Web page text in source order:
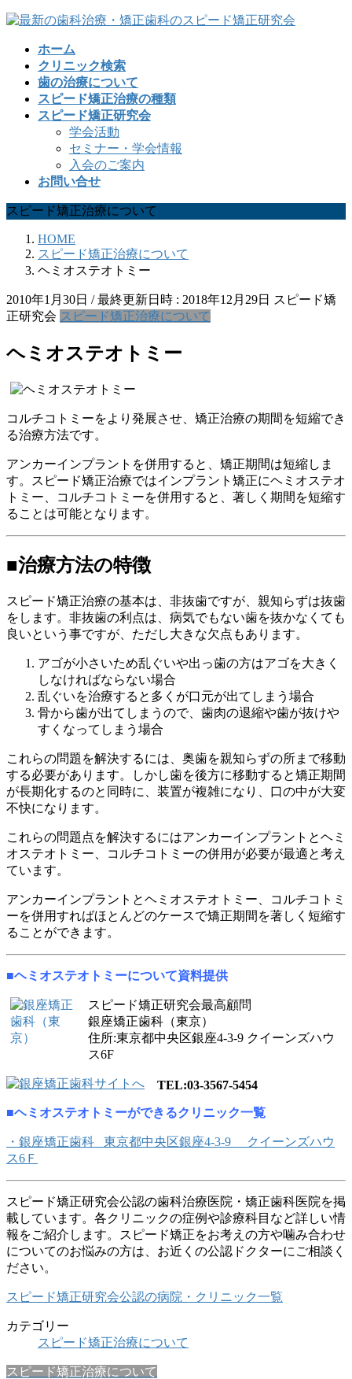
コ
ナ
ホーム
クリニック検索
歯の治療について
スピード矯正治療の種類
スピード矯正研究会
学会活動
セミナー・学会情報
入会のご案内
お問い合せ
スピード矯正治療について
HOME
スピード矯正治療について
ヘミオステオトミー
2010年1月30日 / 最終更新日時 : 2018年12月29日 スピード矯
正研究会 スピード矯正治療について
ヘミオステオトミー
コルチコトミーをより発展させ、矯正治療の期間を短縮でき
る治療方法です。
アンカーインプラントを併用すると、矯正期間は短縮しま
す。スピード矯正治療ではインプラント矯正にヘミオステオ
トミー、コルチコトミーを併用すると、著しく期間を短縮す
ることは可能となります。
■治療方法の特徴
スピード矯正治療の基本は、非抜歯ですが、親知らずは抜歯
をします。非抜歯の利点は、病気でもない歯を抜かなくても
良いという事ですが、ただし大きな欠点もあります。
アゴが小さいため乱ぐいや出っ歯の方はアゴを大きく
しなければならない場合
乱ぐいを治療すると多くが口元が出てしまう場合
骨から歯が出てしまうので、歯肉の退縮や歯が抜けや
すくなってしまう場合
これらの問題を解決するには、奥歯を親知らずの所まで移動
する必要があります。しかし歯を後方に移動すると矯正期間
が長期化するのと同時に、装置が複雑になり、口の中が大変
不快になります。
これらの問題点を解決するにはアンカーインプラントとヘミ
オステオトミー、コルチコトミーの併用が必要が最適と考え
ています。
アンカーインプラントとヘミオステオトミー、コルチコトミ
ーを併用すればほとんどのケースで矯正期間を著しく短縮す
ることができます。
■ヘミオステオトミーについて資料提供
スピード矯正研究会最高顧問
銀座矯正歯科（東京）
住所:東京都中央区銀座4-3-9 クイーンズハウ
ス6F
TEL:03-3567-5454
■ヘミオステオトミーができるクリニック一覧
・銀座矯正歯科 東京都中央区銀座4-3-9 クイーンズハウ
ス6Ｆ
スピード矯正研究会公認の歯科治療医院・矯正歯科医院を掲
載しています。各クリニックの症例や診療科目など詳しい情
報をご紹介します。スピード矯正をお考えの方や噛み合わせ
についてのお悩みの方は、お近くの公認ドクターにご相談く
ださい。
スピード矯正研究会公認の病院・クリニック一覧
カテゴリー
スピード矯正治療について
スピード矯正治療について